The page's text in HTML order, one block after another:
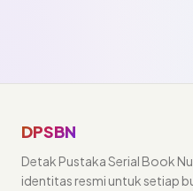
DPSBN
Detak Pustaka Serial Book
identitas resmi untuk setiap